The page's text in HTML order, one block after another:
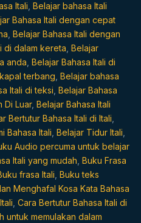
Itali Belajar bahasa Itali
Bahasa Itali dengan cepat
Belajar Bahasa Itali dengan
di dalam kereta Belajar
anda Belajar Bahasa Itali di
terbang Belajar bahasa
Itali di teksi Belajar Bahasa
Di Luar, Belajar Bahasa Itali
Bertutur Bahasa Itali di Itali
Bahasa Itali Belajar Tidur Itali
Audio percuma untuk belajar
Itali yang mudah Buku Frasa
frasa Itali Buku teks
Menghafal Kosa Kata Bahasa
Cara Bertutur Bahasa Itali di
untuk memulakan dalam